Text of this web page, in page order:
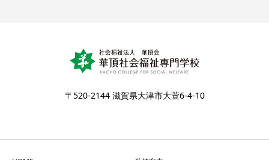
〒520-2144 滋賀県大津市大萱6-4-10